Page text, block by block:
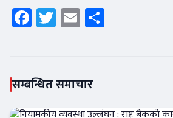
Facebook
Twitter
Email
सम्बन्धित समाचार